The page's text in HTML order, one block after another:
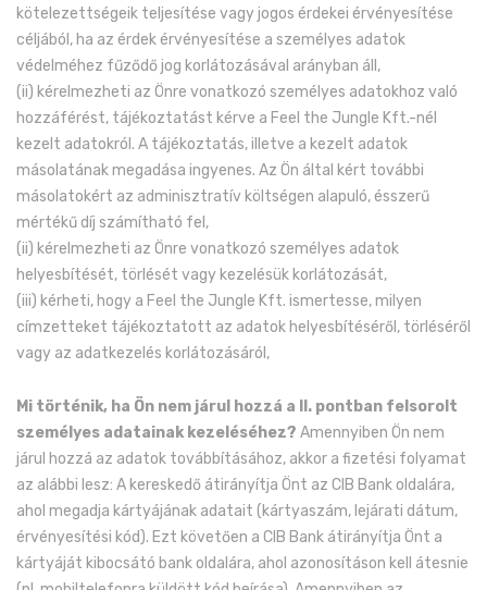
kötelezettségeik teljesítése vagy jogos érdekei érvényesítése
céljából, ha az érdek érvényesítése a személyes adatok
védelméhez fűződő jog korlátozásával arányban áll,
(ii) kérelmezheti az Önre vonatkozó személyes adatokhoz való
hozzáférést, tájékoztatást kérve a Feel the Jungle Kft.-nél
kezelt adatokról. A tájékoztatás, illetve a kezelt adatok
másolatának megadása ingyenes. Az Ön által kért további
másolatokért az adminisztratív költségen alapuló, ésszerű
mértékű díj számítható fel,
(ii) kérelmezheti az Önre vonatkozó személyes adatok
helyesbítését, törlését vagy kezelésük korlátozását,
(iii) kérheti, hogy a Feel the Jungle Kft. ismertesse, milyen
címzetteket tájékoztatott az adatok helyesbítéséről, törléséről
vagy az adatkezelés korlátozásáról,
Mi történik, ha Ön nem járul hozzá a II. pontban felsorolt
személyes adatainak kezeléséhez? Amennyiben Ön nem
járul hozzá az adatok továbbításához, akkor a fizetési folyamat
az alábbi lesz: A kereskedő átirányítja Önt az CIB Bank oldalára,
ahol megadja kártyájának adatait (kártyaszám, lejárati dátum,
érvényesítési kód). Ezt követően a CIB Bank átirányítja Önt a
kártyáját kibocsátó bank oldalára, ahol azonosításon kell átesnie